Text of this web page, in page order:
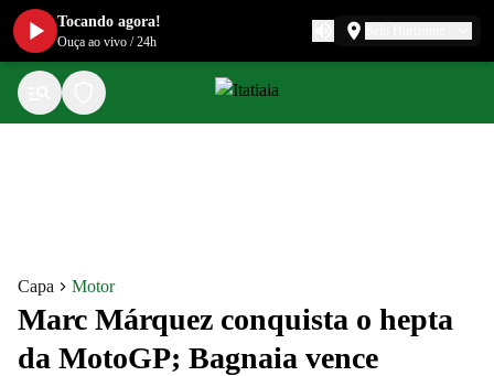
Capa Motor
Marc Márquez conquista o hepta
da MotoGP; Bagnaia vence
Tocando agora!
Ouça ao vivo /24h